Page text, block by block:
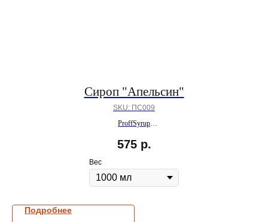
Сироп "Апельсин"
SKU: ПС009
ProffSyrup
575 р.
Вес
Подробнее